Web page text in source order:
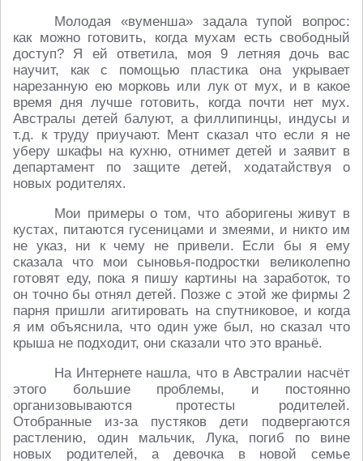
Молодая «вуменша» задала тупой вопрос:
как можно готовить, когда мухам есть свободный
доступ? Я ей ответила, моя 9 летняя дочь вас
научит, как с помощью пластика она укрывает
нарезанную ею морковь или лук от мух, и в какое
время дня лучше готовить, когда почти нет мух.
Австралы детей балуют, а филлипинцы, индусы и
т.д. к труду приучают. Мент сказал что если я не
уберу шкафы на кухню, отнимет детей и заявит в
департамент по защите детей, ходатайствуя о
новых родителях.
Мои примеры о том, что аборигены живут в
кустах, питаются гусеницами и змеями, и никто им
не указ, ни к чему не привели. Если бы я ему
сказала что мои сыновья-подростки великолепно
готовят еду, пока я пишу картины на заработок, то
он точно бы отнял детей. Позже с этой же фирмы 2
парня пришли агитировать на спутниковое, и когда
я им объяснила, что один уже был, но сказал что
крыша не подходит, они сказали что это враньё.
На Интернете нашла, что в Австралии насчёт
этого большие проблемы, и постоянно
организовываются протесты родителей.
Отобранные из-за пустяков дети подвергаются
растлению, один мальчик, Лука, погиб по вине
новых родителей, а девочка в новой семье